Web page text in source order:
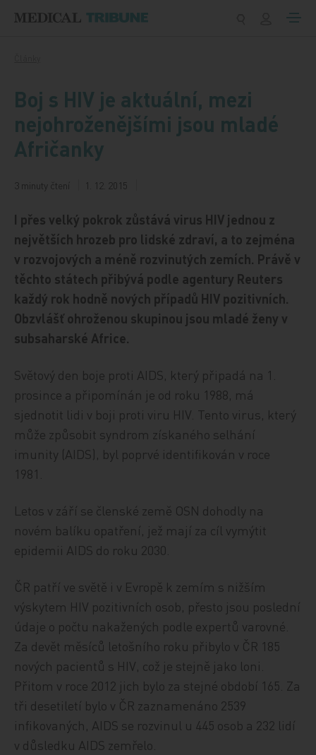
Boj s HIV je aktuální, mezi
nejohroženějšími jsou mladé
Afričanky
3 minuty čtení 1. 12. 2015
I přes velký pokrok zůstává virus HIV jednou z
největších hrozeb pro lidské zdraví, a to zejména
v rozvojových a méně rozvinutých zemích. Právě v
těchto státech přibývá podle agentury Reuters
každý rok hodně nových případů HIV pozitivních.
Obzvlášť ohroženou skupinou jsou mladé ženy v
subsaharské Africe.
Světový den boje proti AIDS, který připadá na 1.
prosince a připomínán je od roku 1988, má
sjednotit lidi v boji proti viru HIV. Tento virus, který
může způsobit syndrom získaného selhání
imunity (AIDS), byl poprvé identifikován v roce
1981.
Letos v září se členské země OSN dohodly na
novém balíku opatření, jež mají za cíl vymýtit
epidemii AIDS do roku 2030.
ČR patří ve světě i v Evropě k zemím s nižším
výskytem HIV pozitivních osob, přesto jsou poslední
údaje o počtu nakažených podle expertů varovné.
Za devět měsíců letošního roku přibylo v ČR 185
nových pacientů s HIV, což je stejně jako loni.
Přitom v roce 2012 jich bylo za stejné období 165. Za
tři desetiletí bylo v ČR zaznamenáno 2539
infikovaných, AIDS se rozvinul u 445 osob a 232 lidí
v důsledku AIDS zemřelo.